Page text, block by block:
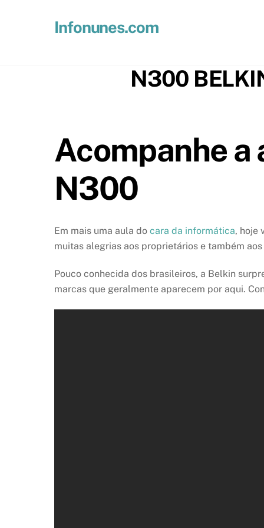
Infonunes.com
N300
Acompanhe
N300
Em mais uma aula do cara da informática, hoje
muitas alegrias aos proprietários e também
Pouco conhecida dos brasileiros, a Belkin
marcas que geralmente aparecem por aqui.